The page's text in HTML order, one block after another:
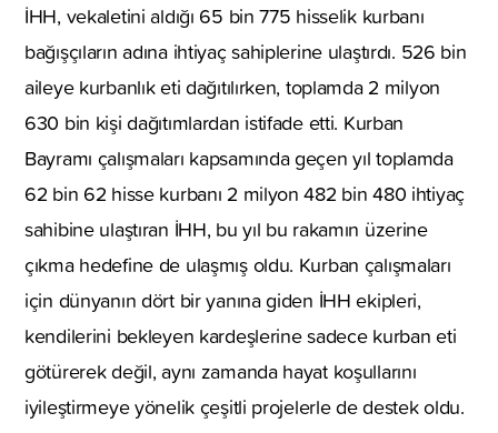
İHH, vekaletini aldığı 65 bin 775 hisselik kurbanı
bağışçıların adına ihtiyaç sahiplerine ulaştırdı. 526 bin
aileye kurbanlık eti dağıtılırken, toplamda 2 milyon
630 bin kişi dağıtımlardan istifade etti. Kurban
Bayramı çalışmaları kapsamında geçen yıl toplamda
62 bin 62 hisse kurbanı 2 milyon 482 bin 480 ihtiyaç
sahibine ulaştıran İHH, bu yıl bu rakamın üzerine
çıkma hedefine de ulaşmış oldu. Kurban çalışmaları
için dünyanın dört bir yanına giden İHH ekipleri,
kendilerini bekleyen kardeşlerine sadece kurban eti
götürerek değil, aynı zamanda hayat koşullarını
iyileştirmeye yönelik çeşitli projelerle de destek oldu.